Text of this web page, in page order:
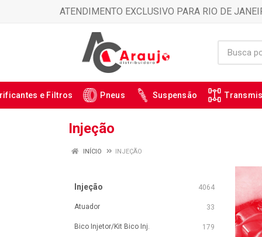
ATENDIMENTO EXCLUSIVO PARA RIO DE
e Filtros Pneus Suspensão
Injeção
INÍCIO INJEÇÃO
Injeção 4064
Atuador 33
Bico Injetor/Kit Bico Inj. 179